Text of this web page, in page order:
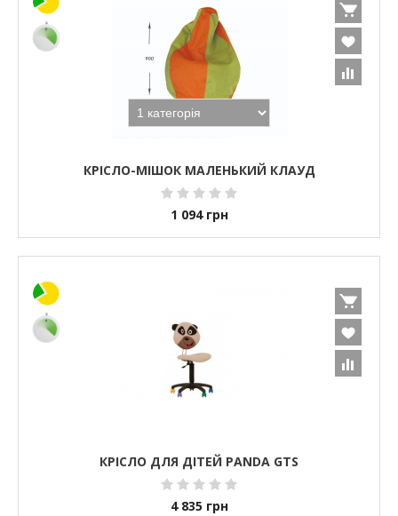
КРІСЛО-МІШОК МАЛЕНЬКИЙ КЛАУД
1 094 грн
КРІСЛО ДЛЯ ДІТЕЙ PANDA GTS
4 835 грн